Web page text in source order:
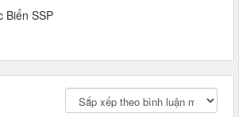
Biển SSP